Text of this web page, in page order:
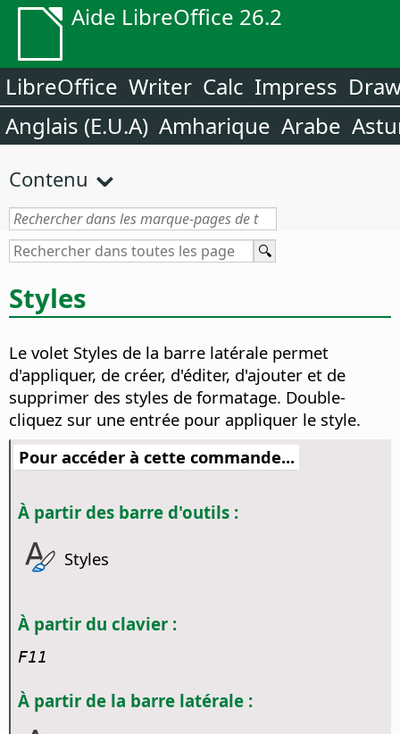
Aide LibreOffice 26.2
LibreOffice Writer Calc Impress
Anglais (E.U.A) Amharique Arabe
Contenu
Styles
Le volet Styles de la barre latérale permet
d'appliquer, de créer, d'éditer, d'ajouter et de
supprimer des styles de formatage. Double-
cliquez sur une entrée pour appliquer le style.
Pour accéder à cette commande...
À partir des barre d'outils :
Styles
À partir du clavier :
F11
À partir de la barre latérale :